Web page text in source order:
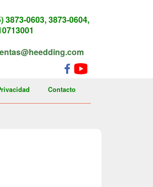
3873-0603, 3873-0604,
Contacto